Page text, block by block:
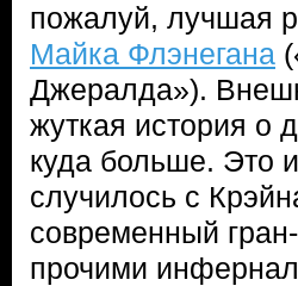
пожалуй, лучшая
Майка Флэнегана
Джералда»).
жуткая история о
куда больше. Это
случилось с
современный
прочими